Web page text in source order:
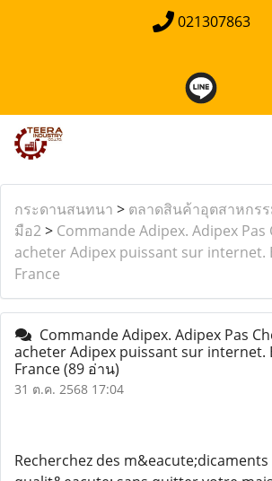
021307863
กระดานสนทนา > ตลาดสินค้าอุตสาหกร
มือ2> Commande Adipex. Adipex Pas
acheter Adipex puissant sur
France
Commande Adipex. Adipex Pas
acheter Adipex puissant sur
France(89 อ่าน)
31 ต.ค. 2568 17:04
Recherchez des